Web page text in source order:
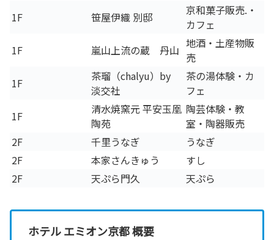
1F
笹屋伊織 別邸
京和菓子販売.・
カフェ
1F
嵐山上流の蔵 丹山 地酒・土産物販
売
1F
茶瑠（chalyu）by
淡交社
茶の湯体験・カ
フェ
1F
清水焼窯元 平安玉凰
陶苑
陶芸体験・教
室・陶器販売
2F
千里うなぎ
うなぎ
2F
本家さんきゅう
すし
2F
天ぷら門久 天ぷら
ホテル エミオン京都 概要